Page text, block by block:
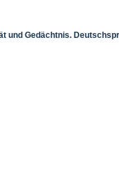
und Gedächtnis.